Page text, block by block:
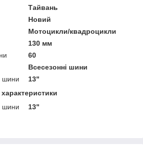
Тайвань
Новий
Мотоцикли/квадроцикли
130 мм
60
Всесезонні шини
шини
13"
шини
13"